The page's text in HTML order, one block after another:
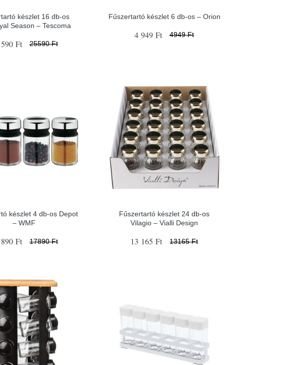
készlet 16 db-os
Season – Tescoma
Ft 25590 Ft
Fűszertartó készlet 6 db-os – Orion
4 949 Ft 4949 Ft
készlet 4 db-os Depot
– WMF
Ft 17890 Ft
Fűszertartó készlet 24 db-os
Vilagio – Vialli Design
13 165 Ft 13165 Ft